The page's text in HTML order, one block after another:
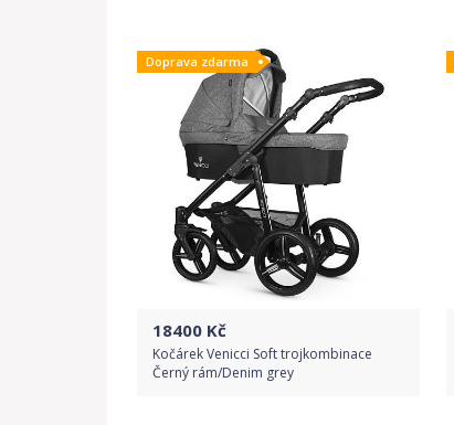
Detail produktu
Doprava zdarma
18400 Kč
Kočárek Venicci Soft trojkombinace
Černý rám/Denim grey